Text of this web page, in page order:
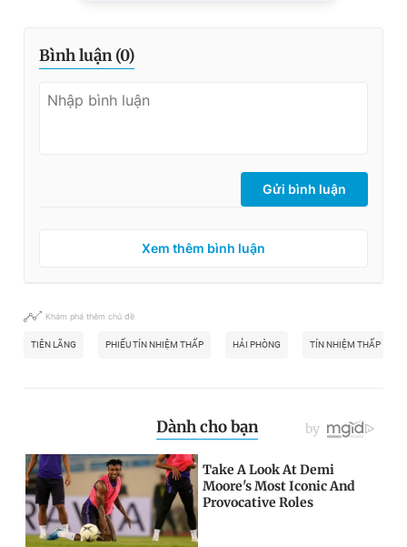
Bình luận (0)
Gửi bình luận
Xem thêm bình luận
Khám phá thêm chủ đề
TIÊN LÃNG PHIẾU TÍN NHIỆM THẤP HẢI PHÒNG TÍN NHIỆM THẤP